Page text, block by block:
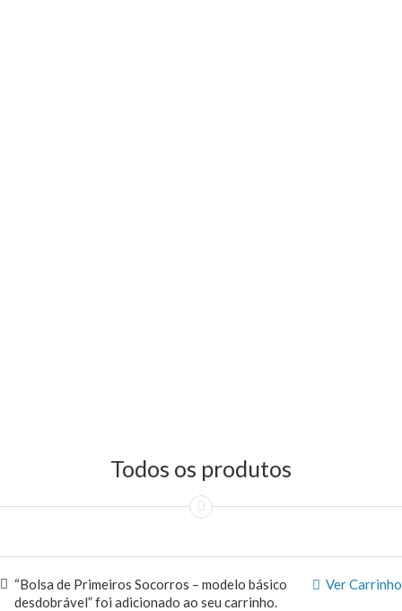
Todos os produtos
Ver Carrinho
“Bolsa de Primeiros Socorros – modelo básico
desdobrável” foi adicionado ao seu carrinho.